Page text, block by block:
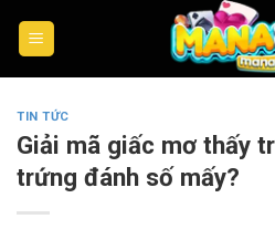
TIN TỨC
Giải mã giấc mơ thấy
trứng đánh số mấy?